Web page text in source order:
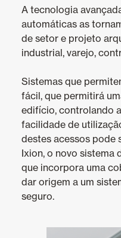
A tecnologia
automáticas as
de setor e projeto
industrial, varejo,
Sistemas que
fácil, que permitirá
edifício, controlando
facilidade de
destes acessos pode
Ixion, o novo sistema
que incorpora uma
dar origem a um
seguro.
Mosquiteiras
Smart Home e automatismos
Revestimentos teto e parede